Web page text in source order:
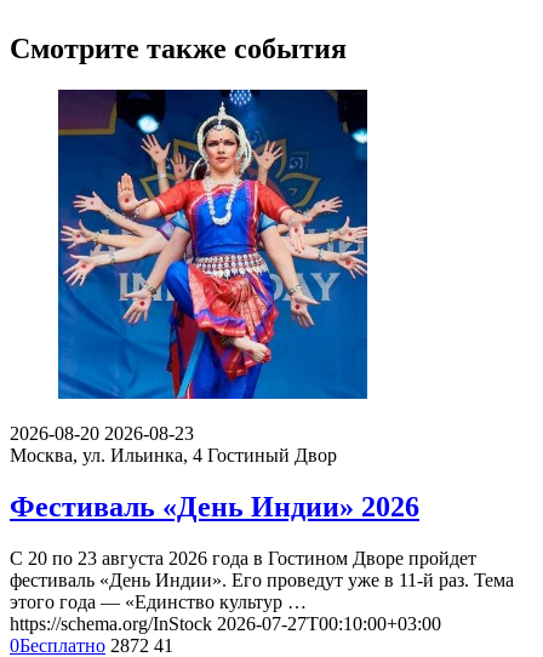
Смотрите также события
2026-08-20 2026-08-23
Москва, ул. Ильинка, 4 Гостиный Двор
Фестиваль «День Индии» 2026
С 20 по 23 августа 2026 года в Гостином Дворе пройдет
фестиваль «День Индии». Его проведут уже в 11-й раз. Тема
этого года — «Единство культур …
https://schema.org/InStock 2026-07-27T00:10:00+03:00
0Бесплатно 2872 41